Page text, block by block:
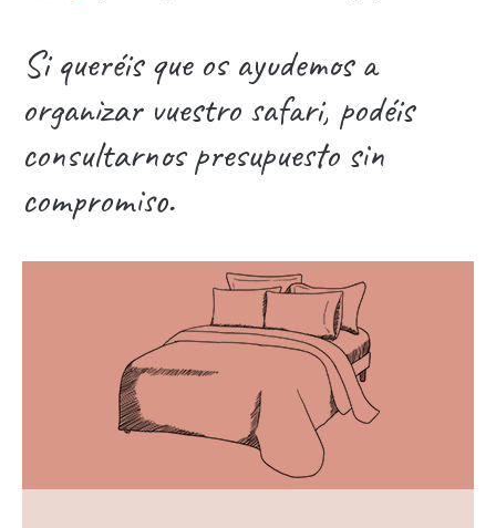
Si queréis que os ayudemos a
organizar vuestro safari, podéis
consultarnos presupuesto sin
compromiso.